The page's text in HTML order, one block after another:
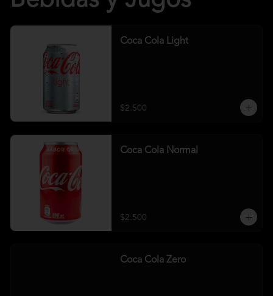
Coca Cola Light
$2.500
Coca Cola Normal
$2.500
Coca Cola Zero